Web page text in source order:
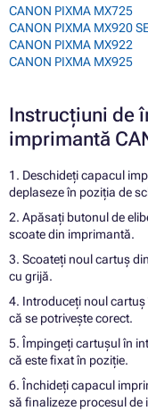
CANON PIXMA MX725
CANON PIXMA MX920
CANON PIXMA MX922
CANON PIXMA MX925
Instrucțiuni de
imprimantă
1. Deschideți capacul
deplaseze în poziția de
2. Apăsați butonul de
scoate din imprimantă.
3. Scoateți noul cartuș
cu grijă.
4. Introduceți noul
că se potrivește corect.
5. Împingeți cartușul în
că este fixat în poziție.
6. Închideți capacul
să finalizeze procesul